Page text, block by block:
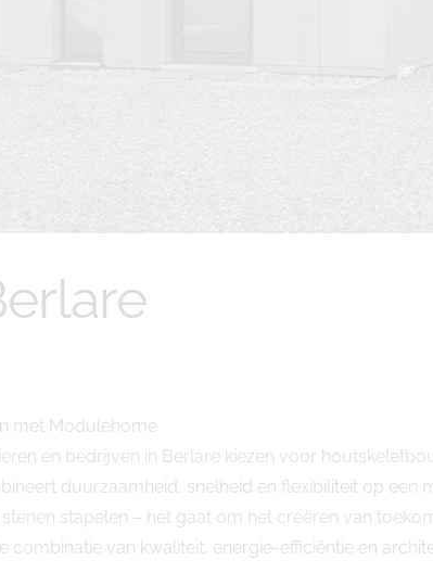
met Modulehome
en bedrijven in Berlare kiezen voor
duurzaamheid, snelheid en flexibiliteit op een
stapelen – het gaat om het creëren van
van kwaliteit, energie-efficiëntie en